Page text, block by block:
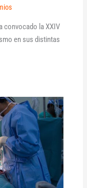
convocado la XXIV
en sus distintas